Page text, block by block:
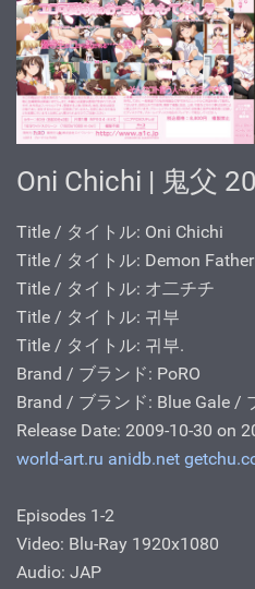
Oni Chichi | 鬼父
Title / タイトル: Oni Chichi
Title / タイトル: Demon Father
Title / タイトル: オ二チチ
Title / タイトル: 귀부
Title / タイトル: 귀부.
Brand / ブランド: PoRO
Brand / ブランド: Blue Gale /
Release Date: 2009-10-30 on
world-art.ru anidb.net
Episodes 1-2
Video: Blu-Ray 1920x1080
Audio: JAP